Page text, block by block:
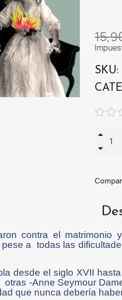
SKU

contra el matrimonio
a todas las
desde el siglo XVII
-Anne Seymour
que nunca debería